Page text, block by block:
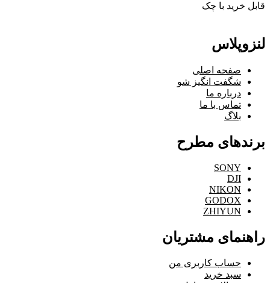
قابل خرید با چک
لنزوپلاس
صفحه اصلی
شگفت انگیز شو
درباره ما
تماس با ما
بلاگ
برندهای مطرح
SONY
DJI
NIKON
GODOX
ZHIYUN
راهنمای مشتریان
حساب کاربری من
سبد خرید